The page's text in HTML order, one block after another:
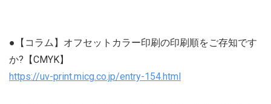
●【コラム】オフセットカラー印刷の印刷順をご存知です
か?【CMYK】
https://uv-print.micg.co.jp/entry-154.html